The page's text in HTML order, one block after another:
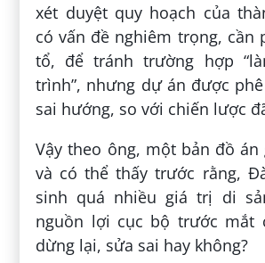
xét duyệt quy hoạch của
có vấn đề nghiêm trọng, cần
tổ, để tránh trường hợp
trình”, nhưng dự án được
sai hướng, so với chiến lược
Vậy theo ông, một bản đồ án
và có thể thấy trước rằng,
sinh quá nhiều giá trị di
nguồn lợi cục bộ trước mắt
dừng lại, sửa sai hay không?